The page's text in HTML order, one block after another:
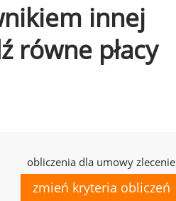
innej
równe płacy
obliczenia dla umowy zlecenie
zmień kryteria obliczeń